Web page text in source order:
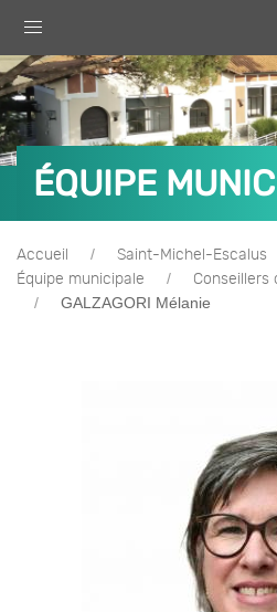
ÉQUIPE
Accueil Saint-Michel-Escalus
Équipe municipale
Conseillers
GALZAGORI Mélanie